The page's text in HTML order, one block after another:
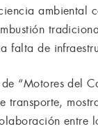
ambiental
falta de
“Motores del
transporte,
entre